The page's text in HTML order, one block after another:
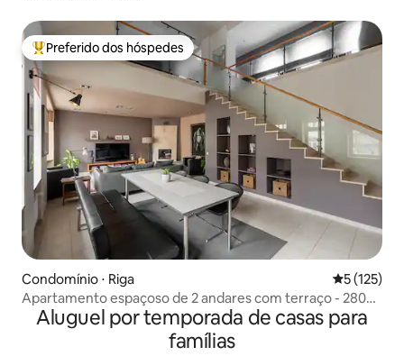
Entre os melhores preferidos dos hóspedes
Preferido dos hóspedes
Condomínio ⋅ Riga 5 de uma
5 (125)
Apartamento espaçoso de 2 andares com terraço - 280
m²Aluguel por temporada de casas para
famílias